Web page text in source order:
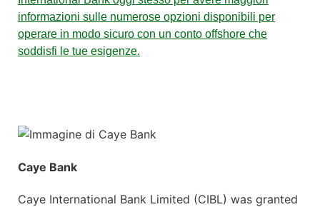
informazioni sulle numerose opzioni disponibili per
operare in modo sicuro con un conto offshore che
soddisfi le tue esigenze.
Caye Bank
Caye International Bank Limited (CIBL) was granted